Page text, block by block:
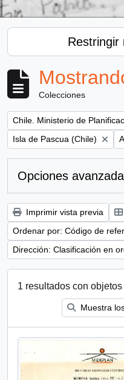
Restringir
Colecciones
Remove filter:
Chile. Ministerio de
Remove filter:
Isla de Pascua (Chile)
Opciones
Imprimir vista previa
Ordenar por: Código de
Dirección: Clasificación en
1 resultados con
Muestra